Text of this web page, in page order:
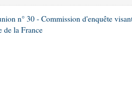
n° 30 - Commission d'enquête
de la France